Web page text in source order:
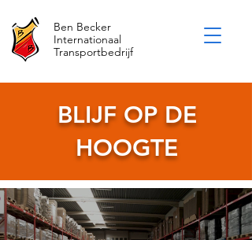
Ben Becker
Internationaal
Transportbedrijf
BLIJF OP DE
HOOGTE